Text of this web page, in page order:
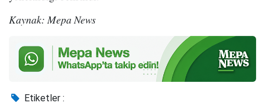
Kaynak: Mepa News
Etiketler :